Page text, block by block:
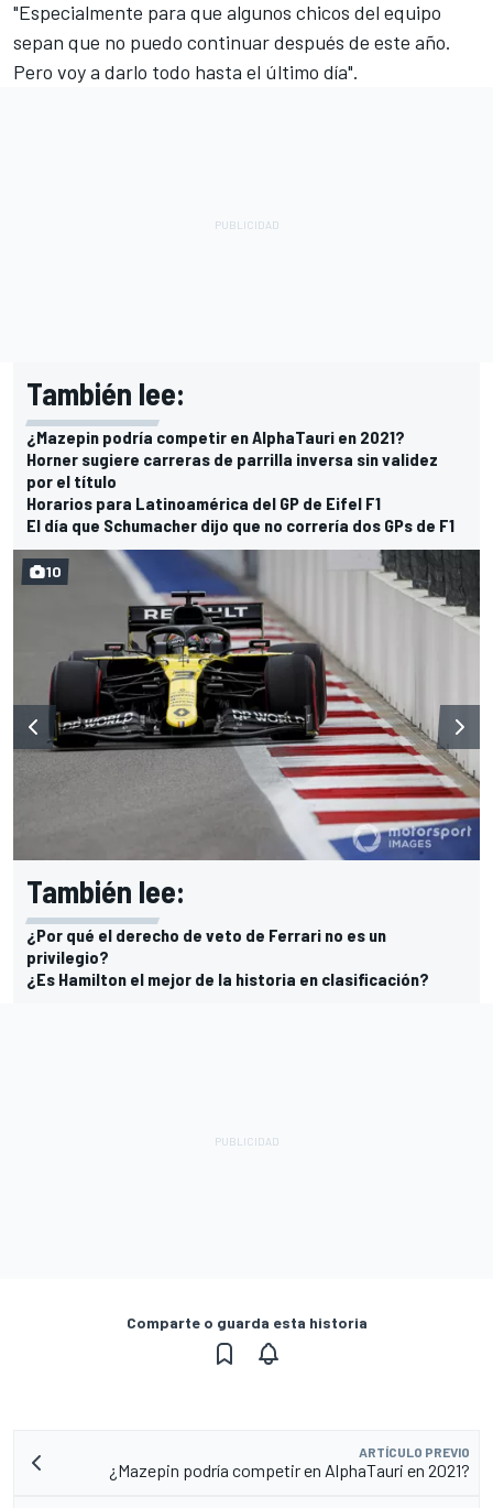
"Especialmente para que algunos chicos del equipo
sepan que no puedo continuar después de este año.
Pero voy a darlo todo hasta el último día".
También lee:
¿Mazepin podría competir en AlphaTauri en 2021?
Horner sugiere carreras de parrilla inversa sin validez
por el título
Horarios para Latinoamérica del GP de Eifel F1
El día que Schumacher dijo que no correría dos GPs de F1
10
También lee:
¿Por qué el derecho de veto de Ferrari no es un
privilegio?
¿Es Hamilton el mejor de la historia en clasificación?
Comparte o guarda esta historia
ARTÍCULO PREVIO
¿Mazepin podría competir en AlphaTauri en 2021?